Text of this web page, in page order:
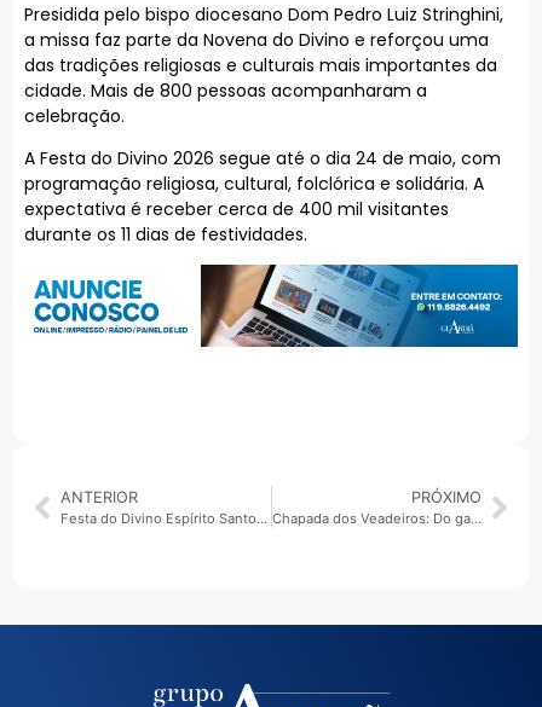
Presidida pelo bispo diocesano Dom Pedro Luiz Stringhini,
a missa faz parte da Novena do Divino e reforçou uma
das tradições religiosas e culturais mais importantes da
cidade. Mais de 800 pessoas acompanharam a
celebração.
A Festa do Divino 2026 segue até o dia 24 de maio, com
programação religiosa, cultural, folclórica e solidária. A
expectativa é receber cerca de 400 mil visitantes
durante os 11 dias de festividades.
ANTERIOR
Festa do Divino Espírito Santo transforma gastronomia em solidariedade e mobiliza milhares de voluntários em Mogi das Cruzes
PRÓXIMO
Chapada dos Veadeiros: Do garimpo à pizza do ET